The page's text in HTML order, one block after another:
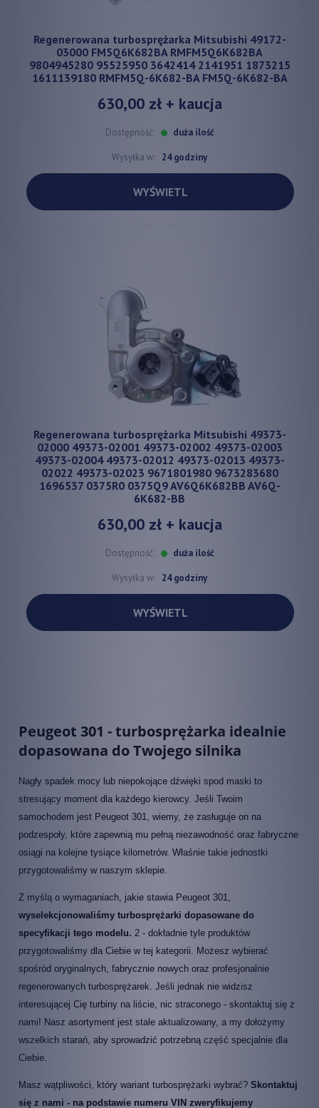
Regenerowana turbosprężarka Mitsubishi 49172-
03000 FM5Q6K682BA RMFM5Q6K682BA
9804945280 95525950 3642414 2141951 1873215
1611139180 RMFM5Q-6K682-BA FM5Q-6K682-BA
630,00 zł+ kaucja
Dostępność: duża ilość
Wysyłka w: 24 godziny
WYŚWIETL
Regenerowana turbosprężarka Mitsubishi 49373-
02000 49373-02001 49373-02002 49373-02003
49373-02004 49373-02012 49373-02013 49373-
02022 49373-02023 9671801980 9673283680
1696537 0375R0 0375Q9 AV6Q6K682BB AV6Q-
6K682-BB
630,00 zł+ kaucja
Dostępność: duża ilość
Wysyłka w: 24 godziny
WYŚWIETL
Peugeot 301 - turbosprężarka idealnie
dopasowana do Twojego silnika
Nagły spadek mocy lub niepokojące dźwięki spod maski to
stresujący moment dla każdego kierowcy. Jeśli Twoim
samochodem jest Peugeot 301, wiemy, że zasługuje on na
podzespoły, które zapewnią mu pełną niezawodność oraz fabryczne
osiągi na kolejne tysiące kilometrów. Właśnie takie jednostki
przygotowaliśmy w naszym sklepie.
Z myślą o wymaganiach, jakie stawia Peugeot 301,
wyselekcjonowaliśmy turbosprężarki dopasowane do
specyfikacji tego modelu. 2 - dokładnie tyle produktów
przygotowaliśmy dla Ciebie w tej kategorii. Możesz wybierać
spośród oryginalnych, fabrycznie nowych oraz profesjonalnie
regenerowanych turbosprężarek. Jeśli jednak nie widzisz
interesującej Cię turbiny na liście, nic straconego - skontaktuj się z
nami! Nasz asortyment jest stale aktualizowany, a my dołożymy
wszelkich starań, aby sprowadzić potrzebną część specjalnie dla
Ciebie.
Masz wątpliwości, który wariant turbosprężarki wybrać? Skontaktuj
się z nami - na podstawie numeru VIN zweryfikujemy